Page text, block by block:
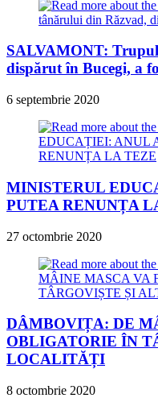
SALVAMONT:
dispărut în Bucegi, a
6 septembrie 2020
MINISTERUL
PUTEA RENUNȚA
27 octombrie 2020
DÂMBOVIȚA: DE
OBLIGATORIE ÎN
LOCALITĂȚI
8 octombrie 2020